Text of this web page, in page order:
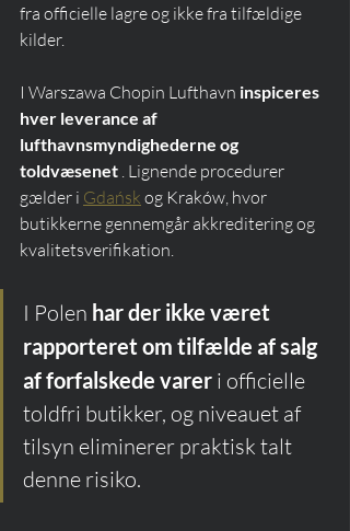
fra officielle lagre og ikke fra tilfældige
kilder.
I Warszawa Chopin Lufthavn inspiceres
hver leverance af
lufthavnsmyndighederne og
toldvæsenet . Lignende procedurer
gælder i Gdańsk og Kraków, hvor
butikkerne gennemgår akkreditering og
kvalitetsverifikation.
I Polen har der ikke været
rapporteret om tilfælde af salg
af forfalskede varer i officielle
toldfri butikker, og niveauet af
tilsyn eliminerer praktisk talt
denne risiko.